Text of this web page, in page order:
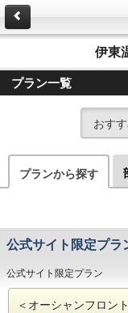
伊東
プラン一覧
おす
プランから探す
公式サイト限定プラ
公式サイト限定プラン
＜オーシャンフロン